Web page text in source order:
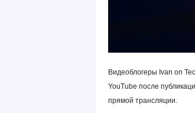
Видеоблогеры Ivan on
YouTube после
прямой трансляции.